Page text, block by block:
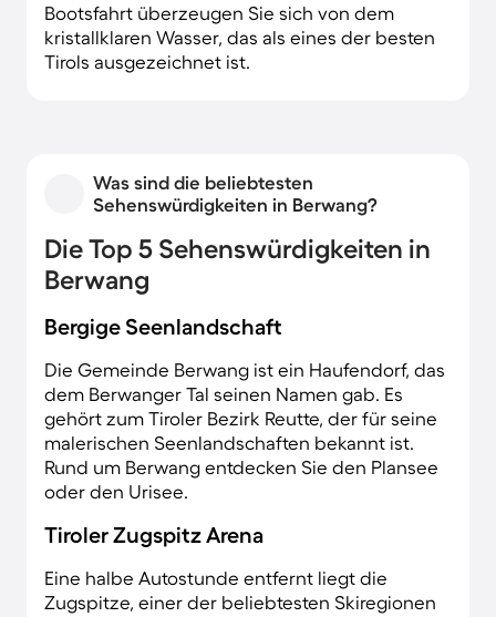
Bootsfahrt überzeugen Sie sich von dem
kristallklaren Wasser, das als eines der besten
Tirols ausgezeichnet ist.
Was sind die beliebtesten
Sehenswürdigkeiten in Berwang?
Die Top 5 Sehenswürdigkeiten in
Berwang
Bergige Seenlandschaft
Die Gemeinde Berwang ist ein Haufendorf, das
dem Berwanger Tal seinen Namen gab. Es
gehört zum Tiroler Bezirk Reutte, der für seine
malerischen Seenlandschaften bekannt ist.
Rund um Berwang entdecken Sie den Plansee
oder den Urisee.
Tiroler Zugspitz Arena
Eine halbe Autostunde entfernt liegt die
Zugspitze, einer der beliebtesten Skiregionen